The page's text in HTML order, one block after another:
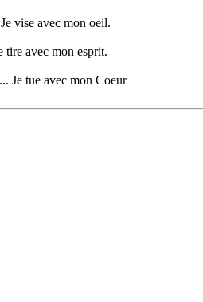
vise avec mon oeil.
tire avec mon esprit.
Je tue avec mon Coeur